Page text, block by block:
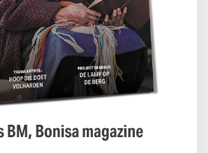
Bonisa magazine